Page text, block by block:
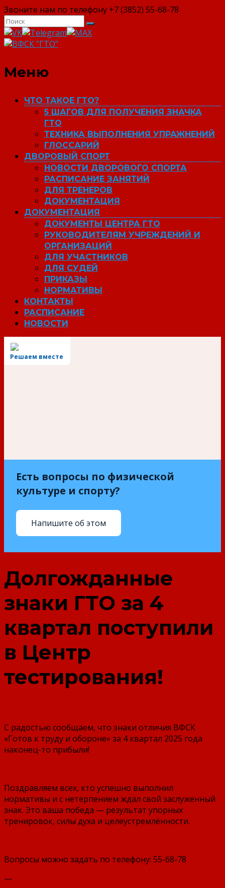
Звоните нам по телефону +7 (3852) 55-68-78
ВФСК "ГТО"
Меню
ЧТО ТАКОЕ ГТО?
5 ШАГОВ ДЛЯ ПОЛУЧЕНИЯ ЗНАЧКА
ГТО
ТЕХНИКА ВЫПОЛНЕНИЯ УПРАЖНЕНИЙ
ГЛОССАРИЙ
ДВОРОВЫЙ СПОРТ
НОВОСТИ ДВОРОВОГО СПОРТА
РАСПИСАНИЕ ЗАНЯТИЙ
ДЛЯ ТРЕНЕРОВ
ДОКУМЕНТАЦИЯ
ДОКУМЕНТАЦИЯ
ДОКУМЕНТЫ ЦЕНТРА ГТО
РУКОВОДИТЕЛЯМ УЧРЕЖДЕНИЙ И
ОРГАНИЗАЦИЙ
ДЛЯ УЧАСТНИКОВ
ДЛЯ СУДЕЙ
ПРИКАЗЫ
НОРМАТИВЫ
КОНТАКТЫ
РАСПИСАНИЕ
НОВОСТИ
Решаем вместе
Есть вопросы по физической
культуре и спорту?
Напишите об этом
Долгожданные
знаки ГТО за 4
квартал поступили
в Центр
тестирования!
С радостью сообщаем, что знаки отличия ВФСК
«Готов к труду и обороне» за 4 квартал 2025 года
наконец-то прибыли!
Поздравляем всех, кто успешно выполнил
нормативы и с нетерпением ждал свой заслуженный
знак. Это ваша победа — результат упорных
тренировок, силы духа и целеустремлённости.
Вопросы можно задать по телефону: 55-68-78
—